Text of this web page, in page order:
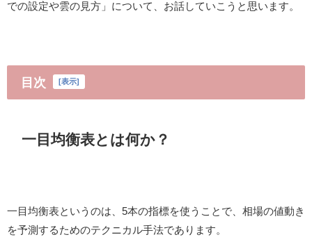
での設定や雲の見方」について、お話していこうと思います。
目次 [表示]
一目均衡表とは何か？
一目均衡表というのは、5本の指標を使うことで、相場の値動き
を予測するためのテクニカル手法であります。